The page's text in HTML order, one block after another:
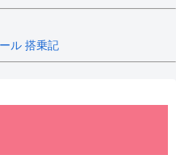
ル 搭乗記